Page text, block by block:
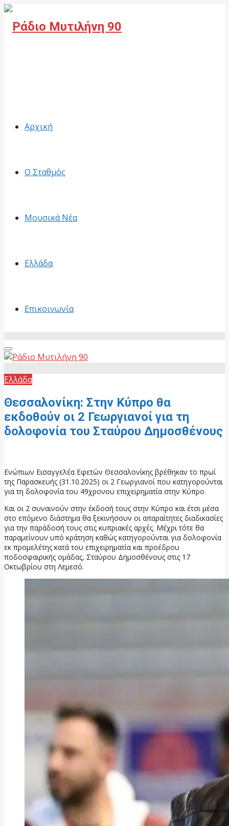
Αρχική
Ο Σταθμός
Μουσικά Νέα
Ελλάδα
Επικοινωνία
Primary
Menu
Ελλάδα
Θεσσαλονίκη: Στην Κύπρο θα
εκδοθούν οι 2 Γεωργιανοί για τη
δολοφονία του Σταύρου Δημοσθένους
Ενώπιων Εισαγγελέα Εφετών Θεσσαλονίκης βρέθηκαν το πρωί
της Παρασκευής (31.10.2025) οι 2 Γεωργιανοί που κατηγορούνται
για τη δολοφονία του 49χρονου επιχειρηματία στην Κύπρο.
Και οι 2 συναινούν στην έκδοσή τους στην Κύπρο και έτσι μέσα
στο επόμενο διάστημα θα ξεκινήσουν οι απαραίτητες διαδικασίες
για την παράδοσή τους στις κυπριακές αρχές. Μέχρι τότε θα
παραμείνουν υπό κράτηση καθώς κατηγορούνται για δολοφονία
εκ προμελέτης κατά του επιχειρηματία και προέδρου
ποδοσφαιρικής ομάδας, Σταύρου Δημοσθένους στις 17
Οκτωβρίου στη Λεμεσό.